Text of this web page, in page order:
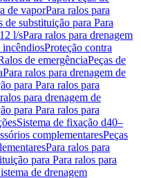
de vaporPara ralos para
de substituição para Para
l/sPara ralos para drenagem
incêndiosProteção contra
de emergênciaPeças de
Para ralos para drenagem de
para Para ralos para
para drenagem de
para Para ralos para
Sistema de fixação d40–
complementaresPeças
Para ralos para
para Para ralos para
de drenagem